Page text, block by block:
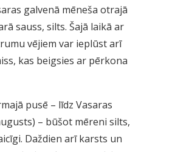
galvenā mēneša otrajā
sauss, silts. Šajā laikā ar
vējiem var ieplūst arī
kas beigsies ar pērkona
pusē – līdz Vasaras
– būšot mēreni silts,
Daždien arī karsts un